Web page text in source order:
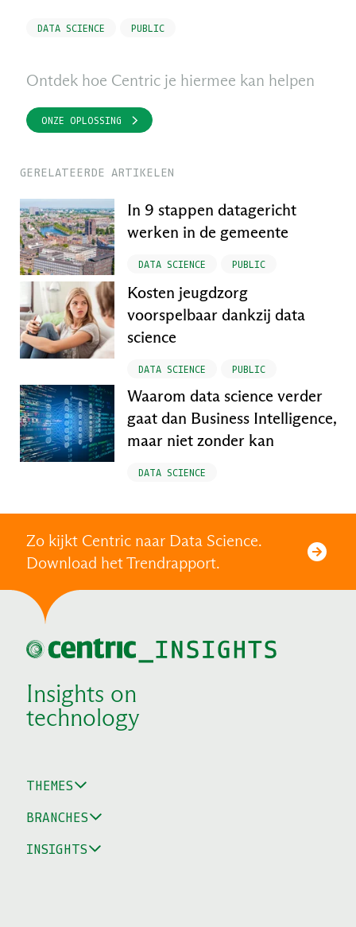
DATA SCIENCE PUBLIC
Ontdek hoe Centric je hiermee kan helpen
ONZE OPLOSSING
GERELATEERDE ARTIKELEN
In 9 stappen datagericht
werken in de gemeente
DATA SCIENCE PUBLIC
Kosten jeugdzorg
voorspelbaar dankzij data
science
DATA SCIENCE PUBLIC
Waarom data science verder
gaat dan Business Intelligence,
maar niet zonder kan
DATA SCIENCE
Zo kijkt Centric naar Data Science.
Download het Trendrapport.
Insights on
technology
THEMES
BRANCHES
INSIGHTS